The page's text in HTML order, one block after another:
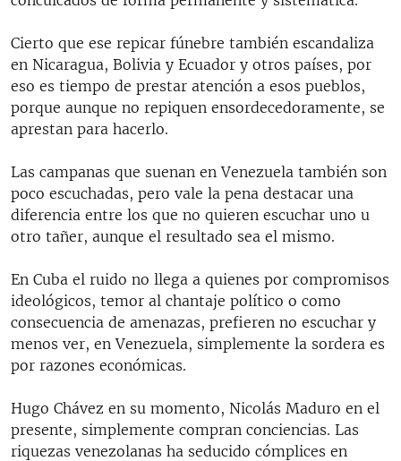
Cierto que ese repicar fúnebre también escandaliza
en Nicaragua, Bolivia y Ecuador y otros países, por
eso es tiempo de prestar atención a esos pueblos,
porque aunque no repiquen ensordecedoramente, se
aprestan para hacerlo.
Las campanas que suenan en Venezuela también son
poco escuchadas, pero vale la pena destacar una
diferencia entre los que no quieren escuchar uno u
otro tañer, aunque el resultado sea el mismo.
En Cuba el ruido no llega a quienes por compromisos
ideológicos, temor al chantaje político o como
consecuencia de amenazas, prefieren no escuchar y
menos ver, en Venezuela, simplemente la sordera es
por razones económicas.
Hugo Chávez en su momento, Nicolás Maduro en el
presente, simplemente compran conciencias. Las
riquezas venezolanas ha seducido cómplices en